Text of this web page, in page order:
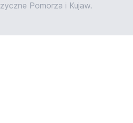
Pomorza i Kujaw.